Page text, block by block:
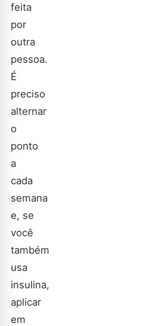
feita
por
outra
pessoa.
É
preciso
alternar
o
ponto
a
cada
semana
e, se
você
também
usa
insulina,
aplicar
em